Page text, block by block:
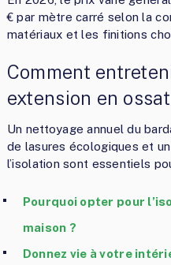
€ par mètre carré selon la
matériaux et les finitions
Comment
extension en
Un nettoyage annuel du
de lasures écologiques et
l’isolation sont essentiels
Pourquoi opter pour
maison ?
Donnez vie à votre